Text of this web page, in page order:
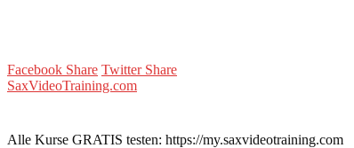
Facebook Share Twitter Share
SaxVideoTraining.com
Alle Kurse GRATIS testen: https://my.saxvideotraining.com